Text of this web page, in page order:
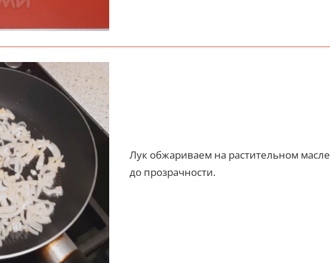
Лук обжариваем на растительном масле
до прозрачности.